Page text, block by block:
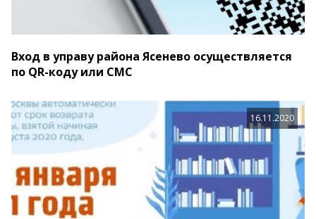
Вход в управу района Ясенево осуществляется
по QR-коду или СМС
16.11.2020